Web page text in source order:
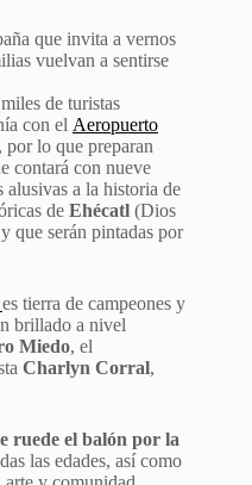
que invita a vernos
vuelvan a sentirse
de turistas
con el Aeropuerto
por lo que preparan
contará con nueve
alusivas a la historia de
de Ehécatl (Dios
que serán pintadas por
es tierra de campeones y
brillado a nivel
Miedo, el
Charlyn Corral,
ruede el balón por la
las edades, así como